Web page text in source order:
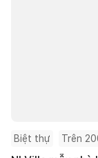
Biệt thự Trên